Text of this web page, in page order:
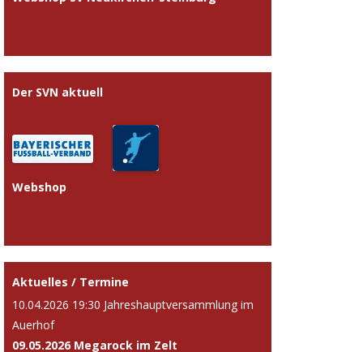
Der SVN aktuell
Webshop
Aktuelles / Termine
10.04.2026 19:30 Jahreshauptversammlung im
Auerhof
09.05.2026 Megarock im Zelt